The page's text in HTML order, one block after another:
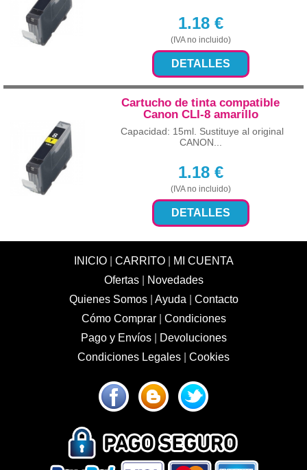
1.18€
(IVA no incluido)
DETALLES
Cartucho de tinta compatible
Canon CLI-8 amarillo
Capacidad: 15ml. Sustituye al original
CANON...
1.18€
(IVA no incluido)
DETALLES
INICIO| CARRITO|
MI CUENTA
Ofertas|
Novedades
Quienes Somos| Ayuda
Contacto
Cómo Comprar| Condiciones
Pago y Envíos|
Devoluciones
Condiciones Legales
Cookies